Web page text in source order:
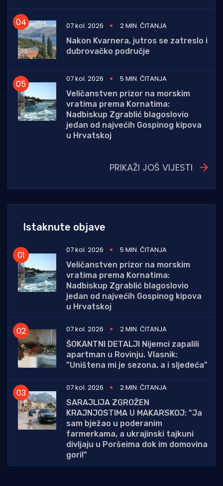
07 kol. 2026
2 MIN. ČITANJA
Nakon Kvarnera, jutros se zatreslo i
dubrovačko područje
07 kol. 2026
5 MIN. ČITANJA
Veličanstven prizor na morskim
vratima prema Kornatima:
Nadbiskup Zgrablić blagoslovio
jedan od najvećih Gospinog kipova
u Hrvatskoj
PRIKAŽI JOŠ VIJESTI
Istaknute objave
07 kol. 2026
5 MIN. ČITANJA
Veličanstven prizor na morskim
vratima prema Kornatima:
Nadbiskup Zgrablić blagoslovio
jedan od najvećih Gospinog kipova
u Hrvatskoj
07 kol. 2026
2 MIN. ČITANJA
ŠOKANTNI DETALJI Nijemci zapalili
apartman u Rovinju. Vlasnik:
"Uništena mi je sezona, a i sljedeća"
07 kol. 2026
2 MIN. ČITANJA
SARAJLIJA ZGROŽEN
KRAJNJOSTIMA U MAKARSKOJ: "Ja
sam bježao u poderanim
farmerkama, a ukrajinski tajkuni
divljaju u Poršeima dok im domovina
gori!"